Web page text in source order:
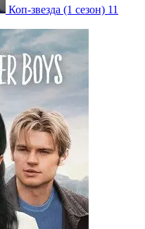
Коп-звезда (1 сезон) 11